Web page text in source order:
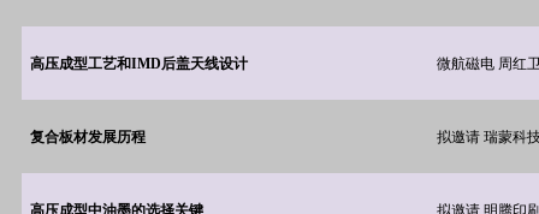
高压成型工艺和IMD后盖天线设计 微航磁电 周红
复合板材发展历程 拟邀请 瑞蒙科
高压成型中油墨的选择关键 拟邀请 明腾印